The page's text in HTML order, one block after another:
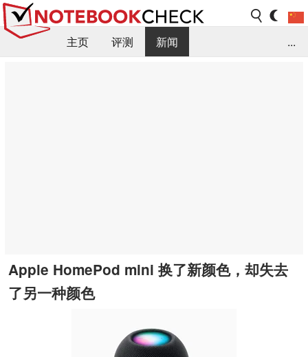
主页 评测
新闻
...
Apple HomePod mini 换了新颜色，却失去
了另一种颜色